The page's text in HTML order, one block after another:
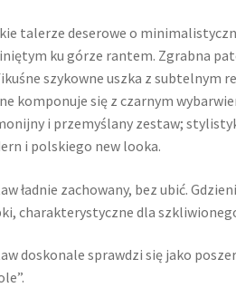
talerze deserowe o
ku górze rantem. Zgrabna
szykowne uszka z subtelnym
komponuje się z czarnym
i przemyślany zestaw;
i polskiego new looka.
ładnie zachowany, bez ubić.
charakterystyczne dla
doskonale sprawdzi się jako